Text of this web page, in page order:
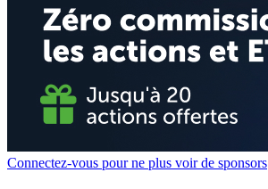
Connectez-vous pour ne plus voir de sponsors